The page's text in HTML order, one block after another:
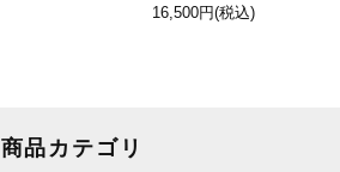
16,500円(税込)
商品カテゴリ